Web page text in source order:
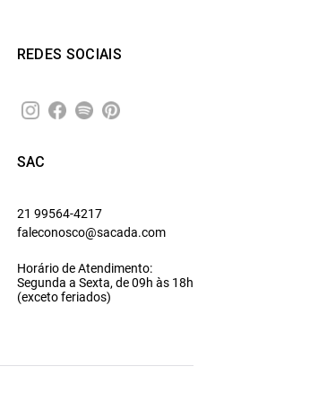
REDES SOCIAIS
SAC
21 99564-4217
faleconosco@sacada.com
Horário de Atendimento:
Segunda a Sexta, de 09h às 18h
(exceto feriados)